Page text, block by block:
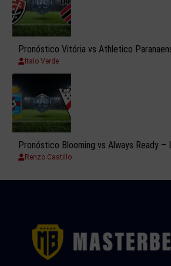
Pronóstico Vitória vs Athletico
Italo Verde
Pronóstico Blooming vs Always Ready –
Renzo Castillo